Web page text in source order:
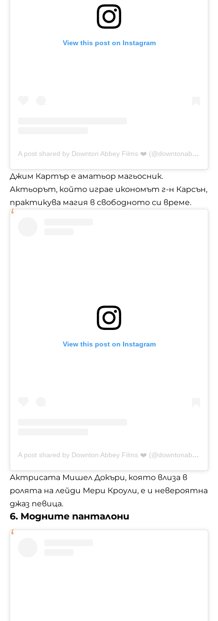
View this post on Instagram
A post shared by Downton Abbey Films ❤️ (@downtonabbeyfilms)
Джим Картър е аматьор магьосник.
Актьорът, който играе икономът г-н Карсън,
практикува магия в свободното си време.
View this post on Instagram
A post shared by Downton Abbey Films ❤️ (@downtonabbeyfilms)
Актрисата Мишел Докъри, която влиза в
ролята на лейди Мери Кроули, е и невероятна
джаз певица.
6. Модните панталони